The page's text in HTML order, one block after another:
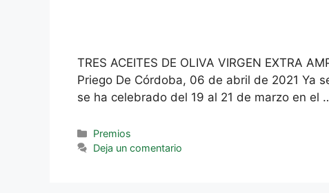
TRES ACEITES DE OLIVA VIRGEN EXTRA
Priego De Córdoba, 06 de abril de 2021 Ya
se ha celebrado del 19 al 21 de marzo en el
Premios
Deja un comentario